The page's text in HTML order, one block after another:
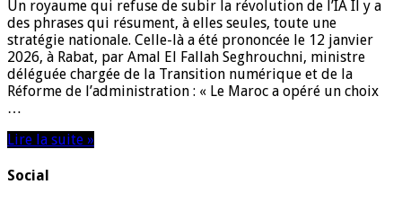
Un royaume qui refuse de subir la révolution de l’IA Il y a
des phrases qui résument, à elles seules, toute une
stratégie nationale. Celle-là a été prononcée le 12 janvier
2026, à Rabat, par Amal El Fallah Seghrouchni, ministre
déléguée chargée de la Transition numérique et de la
Réforme de l’administration : « Le Maroc a opéré un choix
…
Lire la suite »
Social